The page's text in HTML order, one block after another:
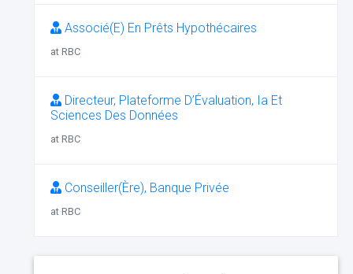
Associé(E) En Prêts Hypothécaires
at RBC
Directeur, Plateforme D’Évaluation, Ia Et
Sciences Des Données
at RBC
Conseiller(Ère), Banque Privée
at RBC